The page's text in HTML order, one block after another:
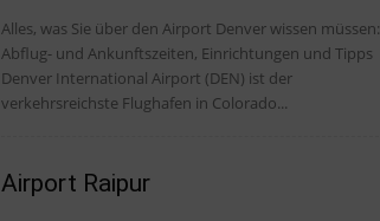
Alles, was Sie über den Airport Denver wissen müssen:
Abflug- und Ankunftszeiten, Einrichtungen und Tipps
Denver International Airport (DEN) ist der
verkehrsreichste Flughafen in Colorado...
Airport Raipur